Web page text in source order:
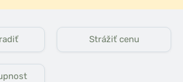
Strážiť cenu